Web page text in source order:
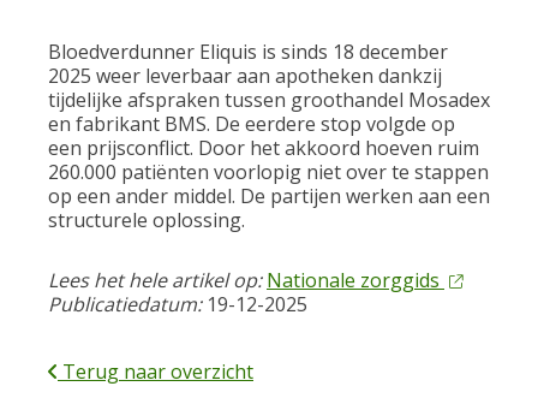
Bloedverdunner Eliquis is sinds 18 december
2025 weer leverbaar aan apotheken dankzij
tijdelijke afspraken tussen groothandel Mosadex
en fabrikant BMS. De eerdere stop volgde op
een prijsconflict. Door het akkoord hoeven ruim
260.000 patiënten voorlopig niet over te stappen
op een ander middel. De partijen werken aan een
structurele oplossing.
Lees het hele artikel op: Nationale zorggids
Publicatiedatum: 19-12-2025
Terug naar overzicht